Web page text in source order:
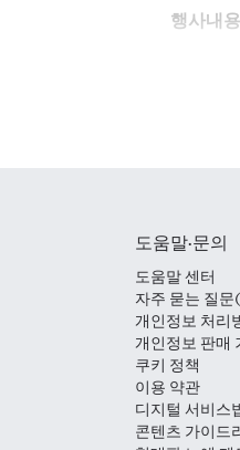
행사내용
-한
- 행
- 투
카드
본 우
다.
본 행
선택
도움말·문의
도움말 센터
자주 묻는 질
개인정보 처리
개인정보 판매
쿠키 정책
이용 약관
디지털 서비스
콘텐츠 가이드